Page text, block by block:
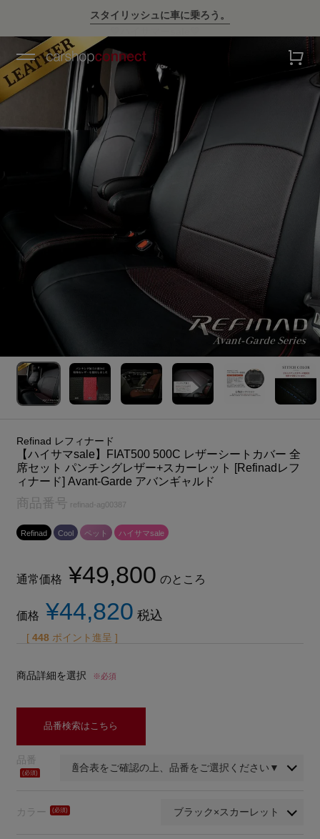
💛ハイサマーsale💛
Refinad レフィナード
【ハイサマsale】FIAT500 500C レザーシートカバー 全
席セット パンチングレザー+スカーレット [Refinadレフ
ィナード] Avant-Garde アバンギャルド
商品番号 refinad-ag00387
Refinad Cool ペット ハイサマsale
通常価格 ¥49,800 のところ
価格 ¥44,820 税込
[ 448 ポイント進呈 ]
商品詳細を選択 ※必須
品番検索はこちら
品番
カラー